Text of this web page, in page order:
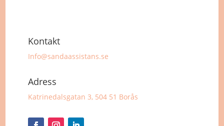
Kontakt
Info@sandaassistans.se
Adress
Katrinedalsgatan 3, 504 51 Borås